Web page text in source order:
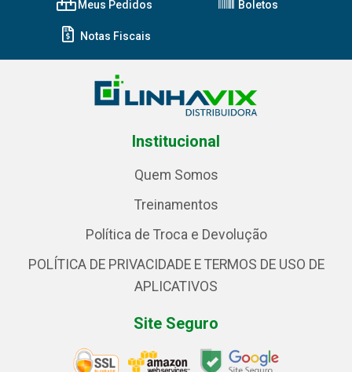
Meus Pedidos Boletos
Notas Fiscais
Institucional
Quem Somos
Treinamentos
Política de Troca e Devolução
POLÍTICA DE PRIVACIDADE E TERMOS DE USO DE
APLICATIVOS
Site Seguro